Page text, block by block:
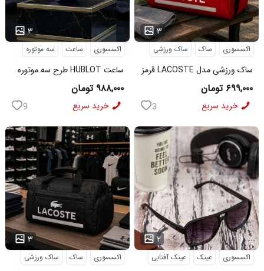
۳
اکسسوری ساعت سه موتوره
ساعت HUBLOT طرح سه موتوره
سورمه ای کد 6559
۹۸۸,۰۰۰ تومان
خرید سریع 9
۳ ...
اکسسوری ساک ساک ورزشی
ساک ورزشی مدل LACOSTE قرمز
کد6567
۶۹۹,۰۰۰ تومان
خرید سریع 3
۳ ...
اکسسوری ساک ساک ورزشی
۲ ...
اکسسوری عینک عینک آفتابی